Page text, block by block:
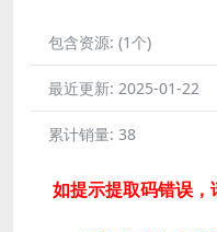
包含资源: (1个)
最近更新: 2025-01-22
累计销量: 38
如提示提取码错误，